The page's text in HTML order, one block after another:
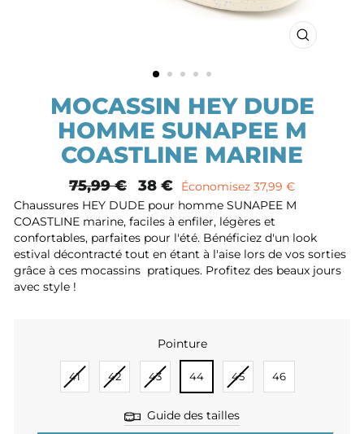
FERMER
MOCASSIN HEY DUDE
HOMME SUNAPEE M
COASTLINE MARINE
Prix
normal
75,99 €
Prix
remisé
38 €
Économisez 37,99 €
Chaussures HEY DUDE pour homme SUNAPEE M
COASTLINE marine, faciles à enfiler, légères et
confortables, parfaites pour l'été. Bénéficiez d'un look
estival décontracté tout en étant à l'aise lors de vos sorties
grâce à ces mocassins pratiques. Profitez des beaux jours
avec style !
Pointure
41 42 43 44 45 46
Guide des tailles